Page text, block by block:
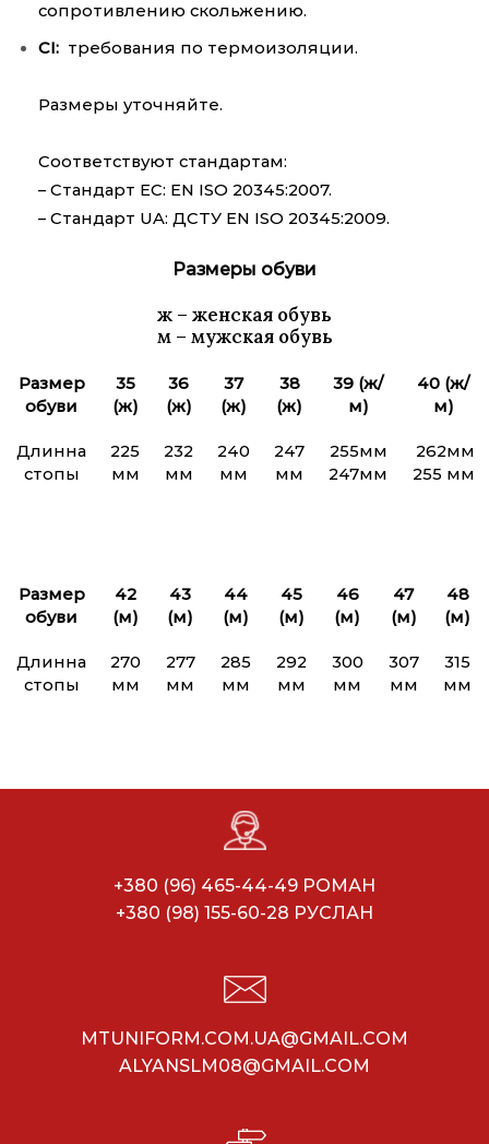
сопротивлению скольжению.
CI: требования по термоизоляции.
Размеры уточняйте.
Соответствуют стандартам:
– Стандарт ЕС: EN ISO 20345:2007.
– Стандарт UA: ДСТУ EN ISO 20345:2009.
Размеры обуви
ж – женская обувь
м– мужская обувь
Размер
обуви
35
(ж)
36
(ж)
37
(ж)
38
(ж)
39 (ж/
м)
40 (ж/
м)
Длинна
стопы
225
мм
232
мм
240
мм
247
мм
255мм
247мм
262мм
255 мм
Размер
обуви
42
(м)
43
(м)
44
(м)
45
(м)
46
(м)
47
(м)
48
(м)
Длинна
стопы
270
мм
277
мм
285
мм
292
мм
300
мм
307
мм
315
мм
+380 (96) 465-44-49 РОМАН
+380 (98) 155-60-28 РУСЛАН
MTUNIFORM.COM.UA@GMAIL.COM
ALYANSLM08@GMAIL.COM